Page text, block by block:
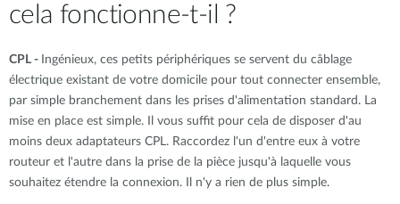
cela fonctionne-t-il ?
CPL - Ingénieux, ces petits périphériques se servent du câblage
électrique existant de votre domicile pour tout connecter ensemble,
par simple branchement dans les prises d'alimentation standard. La
mise en place est simple. Il vous suffit pour cela de disposer d'au
moins deux adaptateurs CPL. Raccordez l'un d'entre eux à votre
routeur et l'autre dans la prise de la pièce jusqu'à laquelle vous
souhaitez étendre la connexion. Il n'y a rien de plus simple.